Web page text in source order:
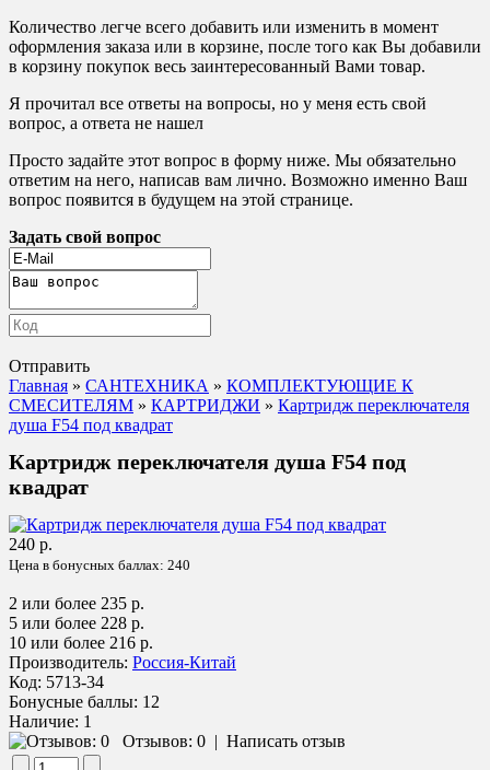
Количество легче всего добавить или изменить в момент
оформления заказа или в корзине, после того как Вы добавили
в корзину покупок весь заинтересованный Вами товар.
Я прочитал все ответы на вопросы, но у меня есть свой
вопрос, а ответа не нашел
Просто задайте этот вопрос в форму ниже. Мы обязательно
ответим на него, написав вам лично. Возможно именно Ваш
вопрос появится в будущем на этой странице.
Задать свой вопрос
Отправить
Главная » САНТЕХНИКА » КОМПЛЕКТУЮЩИЕ К
СМЕСИТЕЛЯМ » КАРТРИДЖИ » Картридж переключателя
душа F54 под квадрат
Картридж переключателя душа F54 под
квадрат
240 р.
Цена в бонусных баллах: 240
2 или более 235 р.
5 или более 228 р.
10 или более 216 р.
Производитель: Россия-Китай
Код: 5713-34
Бонусные баллы: 12
Наличие: 1
Отзывов: 0 | Написать отзыв